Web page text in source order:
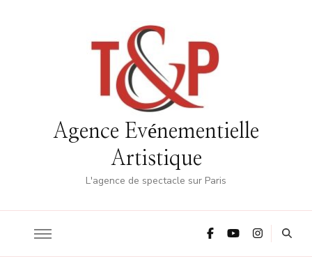
Agence Evénementielle
Artistique
L'agence de spectacle sur Paris